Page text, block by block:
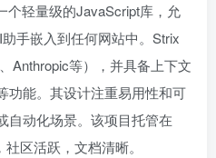
个轻量级的JavaScript库，允
手嵌入到任何网站中。Strix
Anthropic等），并具备上下文
功能。其设计注重易用性和可
自动化场景。该项目托管在
区活跃，文档清晰。